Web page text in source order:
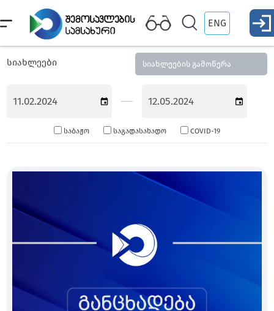
ENG
სიახლეები სიახლეების გამოწერა
საბაჟო საგადასახადო COVID-19